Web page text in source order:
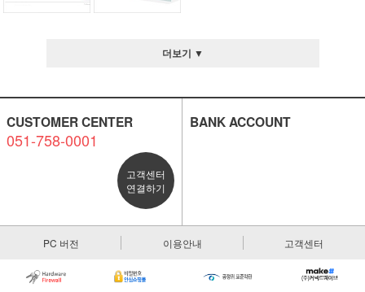
더보기 ▼
CUSTOMER CENTER
051-758-0001
고객센터
연결하기
BANK ACCOUNT
PC 버전 이용안내 고객센터